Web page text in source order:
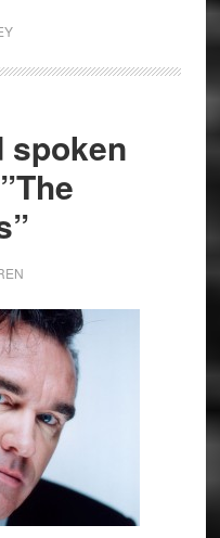
spoken